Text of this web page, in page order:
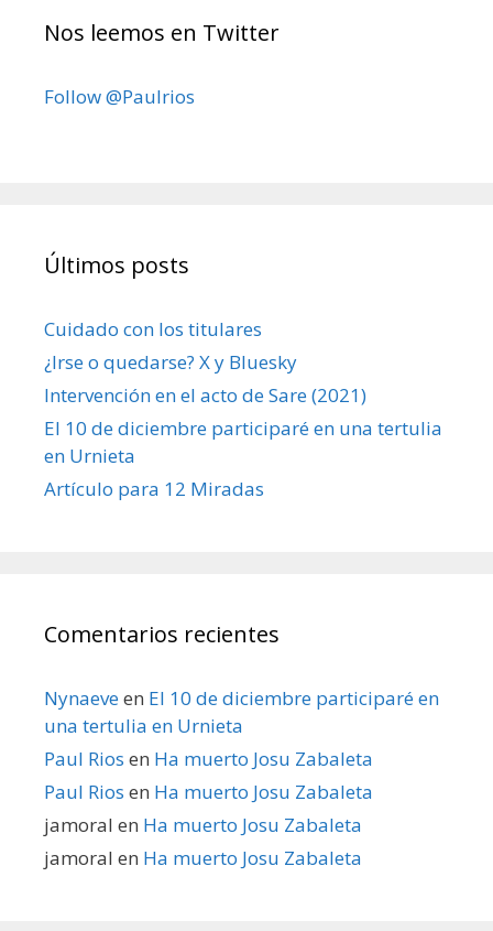
Nos leemos en Twitter
Follow @Paulrios
Últimos posts
Cuidado con los titulares
¿Irse o quedarse? X y Bluesky
Intervención en el acto de Sare (2021)
El 10 de diciembre participaré en una tertulia
en Urnieta
Artículo para 12 Miradas
Comentarios recientes
Nynaeveen El 10 de diciembre participaré en
una tertulia en Urnieta
Paul Rios en Ha muerto Josu Zabaleta
Paul Rios en Ha muerto Josu Zabaleta
jamoral en Ha muerto Josu Zabaleta
jamoral en Ha muerto Josu Zabaleta